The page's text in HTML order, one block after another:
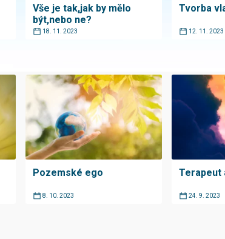
Vše je tak,jak by mělo
být,nebo ne?
18. 11. 2023
Tvorba
12. 11. 2023
Pozemské ego
8. 10. 2023
Terapeut
24. 9. 2023